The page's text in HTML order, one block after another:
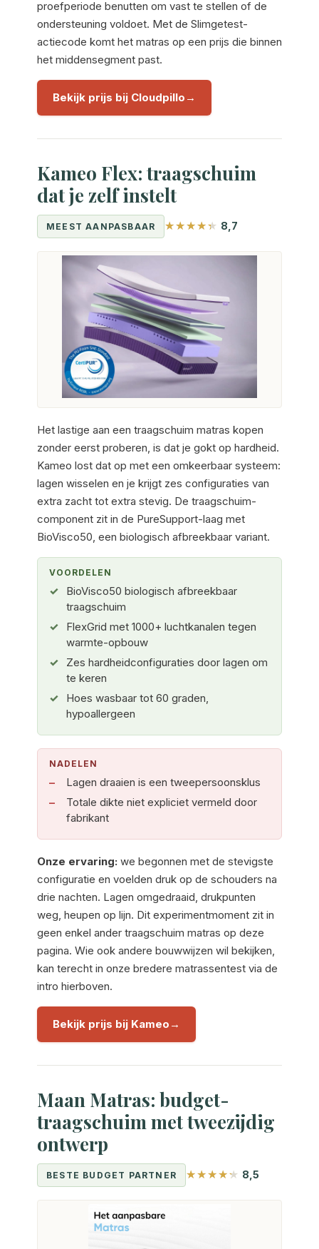
proefperiode benutten om vast te stellen of de
ondersteuning voldoet. Met de Slimgetest-
actiecode komt het matras op een prijs die binnen
het middensegment past.
Bekijk prijs bij Cloudpillo
Kameo Flex: traagschuim
dat je zelf instelt
MEEST AANPASBAAR 8,7
Het lastige aan een traagschuim matras kopen
zonder eerst proberen, is dat je gokt op hardheid.
Kameo lost dat op met een omkeerbaar systeem:
lagen wisselen en je krijgt zes configuraties van
extra zacht tot extra stevig. De traagschuim-
component zit in de PureSupport-laag met
BioVisco50, een biologisch afbreekbaar variant.
VOORDELEN
BioVisco50 biologisch afbreekbaar
traagschuim
FlexGrid met 1000+ luchtkanalen tegen
warmte-opbouw
Zes hardheidconfiguraties door lagen om
te keren
Hoes wasbaar tot 60 graden,
hypoallergeen
NADELEN
Lagen draaien is een tweepersoonsklus
Totale dikte niet expliciet vermeld door
fabrikant
Onze ervaring: we begonnen met de stevigste
configuratie en voelden druk op de schouders na
drie nachten. Lagen omgedraaid, drukpunten
weg, heupen op lijn. Dit experimentmoment zit in
geen enkel ander traagschuim matras op deze
pagina. Wie ook andere bouwwijzen wil bekijken,
kan terecht in onze bredere matrassentest via de
intro hierboven.
Bekijk prijs bij Kameo
Maan Matras: budget-
traagschuim met tweezijdig
ontwerp
BESTE BUDGET PARTNER 8,5